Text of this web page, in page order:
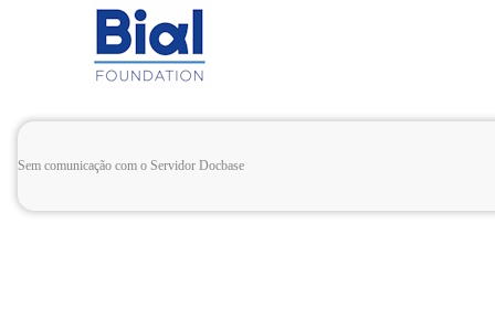
Sem comunicação com o Servidor Docbase